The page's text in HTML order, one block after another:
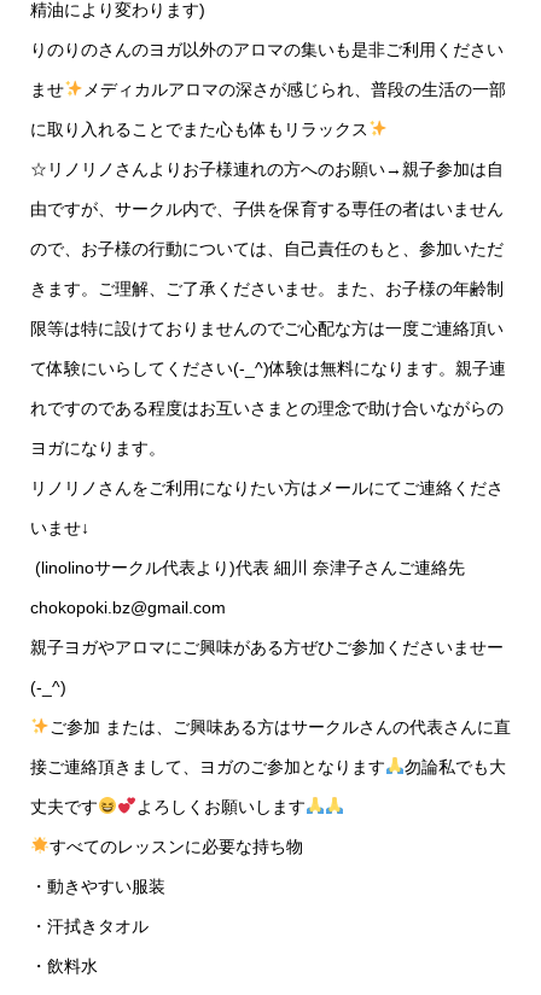
精油により変わります)
りのりのさんのヨガ以外のアロマの集いも是非ご利用ください
ませ メディカルアロマの深さが感じられ、普段の生活の一部
に取り入れることでまた心も体もリラックス
☆リノリノさんよりお子様連れの方へのお願い→親子参加は自
由ですが、サークル内で、子供を保育する専任の者はいません
ので、お子様の行動については、自己責任のもと、参加いただ
きます。ご理解、ご了承くださいませ。また、お子様の年齢制
限等は特に設けておりませんのでご心配な方は一度ご連絡頂い
て体験にいらしてください(-_^)体験は無料になります。親子連
れですのである程度はお互いさまとの理念で助け合いながらの
ヨガになります。
リノリノさんをご利用になりたい方はメールにてご連絡くださ
いませ↓
(linolinoサークル代表より)代表 細川 奈津子さんご連絡先
chokopoki.bz@gmail.com
親子ヨガやアロマにご興味がある方ぜひご参加くださいませー
(-_^)
ご参加 または、ご興味ある方はサークルさんの代表さんに直
接ご連絡頂きまして、ヨガのご参加となります 勿論私でも大
丈夫です よろしくお願いします
すべてのレッスンに必要な持ち物
・動きやすい服装
・汗拭きタオル
・飲料水